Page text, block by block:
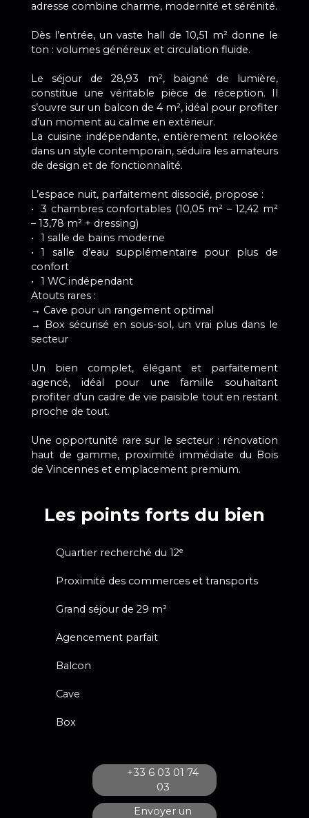
adresse combine charme, modernité et sérénité.
Dès l’entrée, un vaste hall de 10,51 m² donne le
ton : volumes généreux et circulation fluide.
Le séjour de 28,93 m², baigné de lumière,
constitue une véritable pièce de réception. Il
s’ouvre sur un balcon de 4 m², idéal pour profiter
d’un moment au calme en extérieur.
La cuisine indépendante, entièrement relookée
dans un style contemporain, séduira les amateurs
de design et de fonctionnalité.
L’espace nuit, parfaitement dissocié, propose :
3 chambres confortables (10,05 m² – 12,42 m²
– 13,78 m² + dressing)
1 salle de bains moderne
1 salle d’eau supplémentaire pour plus de
confort
1 WC indépendant
Atouts rares :
→ Cave pour un rangement optimal
→ Box sécurisé en sous-sol, un vrai plus dans le
secteur
Un bien complet, élégant et parfaitement
agencé, idéal pour une famille souhaitant
profiter d’un cadre de vie paisible tout en restant
proche de tout.
Une opportunité rare sur le secteur : rénovation
haut de gamme, proximité immédiate du Bois
de Vincennes et emplacement premium.
Les points forts du bien
Quartier recherché du 12ᵉ
Proximité des commerces et transports
Grand séjour de 29 m²
Agencement parfait
Balcon
Cave
Box
+33 6 03 01 74
03
Envoyer un